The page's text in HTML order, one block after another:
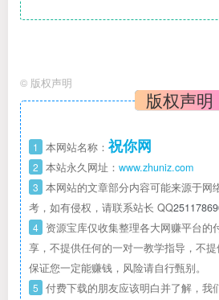
© 版权声明
版权声明
1 本网站名称： 祝你网
2 本站永久网址： www.zhuniz.com
3 本网站的文章部分内容可能来源于网
考，如有侵权，请联系站长 QQ
4 资源宝库仅收集整理各大网赚平台的
享，不提供任何的一对一教学指导，不
保证您一定能赚钱，风险请自行甄别。
5 付费下载的朋友应该明白并了解，我